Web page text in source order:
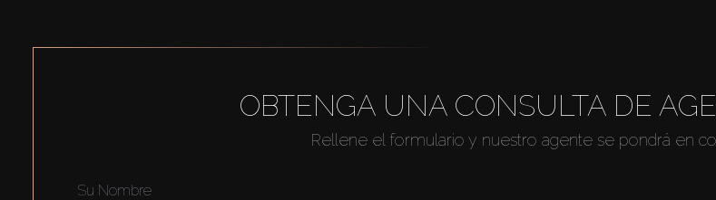
OBTENGA UNA CONSULTA DE
Rellene el formulario y nuestro agente se pondrá en